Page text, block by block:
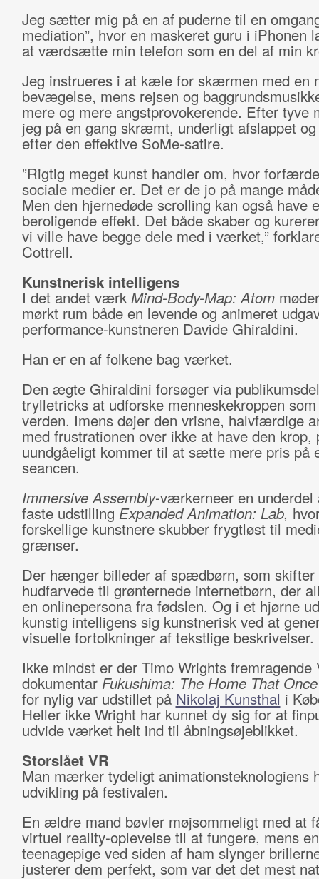
Jeg sætter mig på en af puderne til en
mediation”, hvor en maskeret guru i iPhonen
at værdsætte min telefon som en del af min
Jeg instrueres i at kæle for skærmen med en
bevægelse, mens rejsen og
mere og mere angstprovokerende. Efter tyve
jeg på en gang skræmt, underligt afslappet
efter den effektive SoMe-satire.
”Rigtig meget kunst handler om, hvor
sociale medier er. Det er de jo på mange
Men den hjernedøde scrolling kan også have
beroligende effekt. Det både skaber og
vi ville have begge dele med i værket,”
Cottrell.
Kunstnerisk intelligens
I det andet værk Mind-Body-Map: Atom
mørkt rum både en levende og animeret
performance-kunstneren Davide Ghiraldini.
Han er en af folkene bag værket.
Den ægte Ghiraldini forsøger via
trylletricks at udforske menneskekroppen
verden. Imens døjer den vrisne, halvfærdige
med frustrationen over ikke at have den krop,
uundgåeligt kommer til at sætte mere pris på
seancen.
Immersive Assembly-værkerneer en underdel
faste udstilling Expanded Animation: Lab,
forskellige kunstnere skubber frygtløst til
grænser.
Der hænger billeder af spædbørn, som skifter
hudfarvede til grønternede internetbørn, der
en onlinepersona fra fødslen. Og i et hjørne
kunstig intelligens sig kunstnerisk ved at
visuelle fortolkninger af tekstlige beskrivelser.
Ikke mindst er der Timo Wrights fremragende
dokumentar Fukushima: The Home That
for nylig var udstillet på Nikolaj Kunsthal i
Heller ikke Wright har kunnet dy sig for at
udvide værket helt ind til åbningsøjeblikket.
Storslået VR
Man mærker tydeligt animationsteknologiens
udvikling på festivalen.
En ældre mand bøvler møjsommeligt med at
virtuel reality-oplevelse til at fungere, mens en
teenagepige ved siden af ham slynger
justerer dem perfekt, som var det det mest